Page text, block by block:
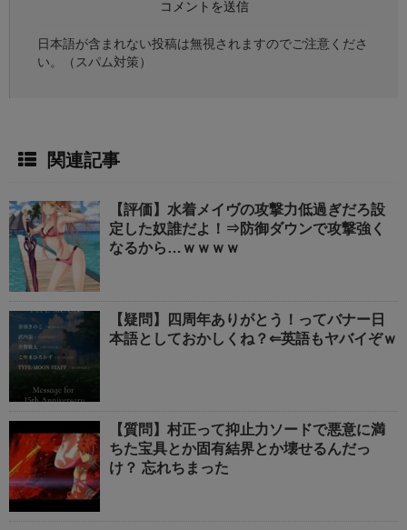
日本語が含まれない投稿は無視されますのでご注意くださ
い。（スパム対策）
関連記事
【評価】水着メイヴの攻撃力低過ぎだろ設
定した奴誰だよ！⇒防御ダウンで攻撃強く
なるから…ｗｗｗｗ
【疑問】四周年ありがとう！ってバナー日
本語としておかしくね？⇐英語もヤバイぞｗ
【質問】村正って抑止力ソードで悪意に満
ちた宝具とか固有結界とか壊せるんだっ
け？ 忘れちまった